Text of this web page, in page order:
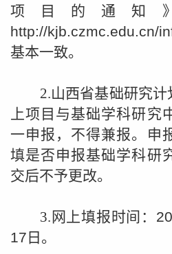
项目的通知
http://kjb.czmc.edu.cn/
基本一致。
2.山西省基础研究
上项目与基础学科研究
一申报，不得兼报。
申
填是否申报基础学科研
交后不予更改。
3. 网上填报时间：
17 日。